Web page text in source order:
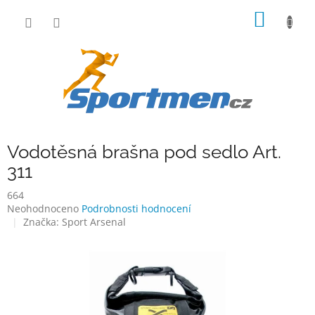
Vodotěsná brašna pod sedlo Art.
311
664
Průměrné
hodnocení
Neohodnoceno Podrobnosti hodnocení
Značka: Sport Arsenal